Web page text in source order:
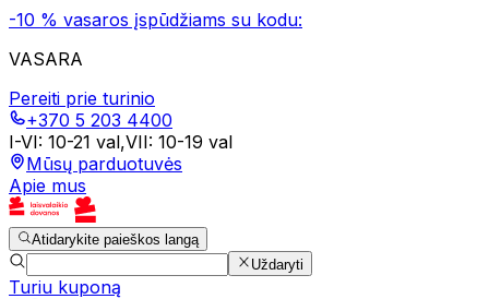
-10 % vasaros įspūdžiams su kodu:
VASARA
Pereiti prie turinio
+370 5 203 4400
I-VI: 10-21 val,VII: 10-19 val
Mūsų parduotuvės
Apie mus
Atidarykite paieškos langą
Uždaryti
Turiu kuponą